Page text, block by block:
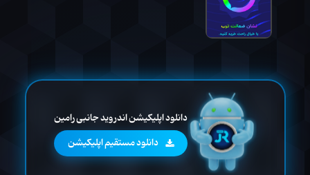
دانلود اپلیکیشن اندروید جانبی رامین
دانلود مستقیم اپلیکیشن